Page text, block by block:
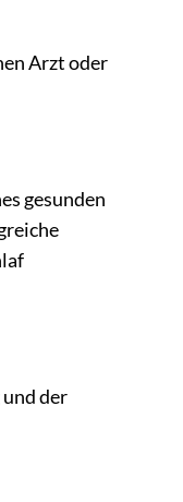
Arzt oder
gesunden
der